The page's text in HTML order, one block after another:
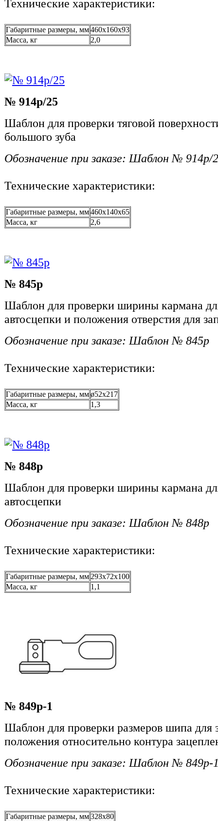
Технические характеристики:
Габаритные размеры, мм460х160x93
Масса, кг
2,0
№ 914р/25
Шаблон для проверки тяговой
большого зуба
Обозначение при заказе: Шаблон № 914р/
Технические характеристики:
Габаритные размеры, мм460x140x65
Масса, кг
2,6
№ 845р
Шаблон для проверки ширины кармана
автосцепки и положения отверстия для
Обозначение при заказе: Шаблон № 845р
Технические характеристики:
Габаритные размеры, ммø52х217
Масса, кг
1,3
№ 848р
Шаблон для проверки ширины кармана
автосцепки
Обозначение при заказе: Шаблон № 848р
Технические характеристики:
Габаритные размеры, мм 293x72x100
Масса, кг
1,1
№ 849р-1
Шаблон для проверки размеров шипа для
положения относительно контура
Обозначение при заказе: Шаблон № 849р-
Технические характеристики:
Габаритные размеры, мм328x80